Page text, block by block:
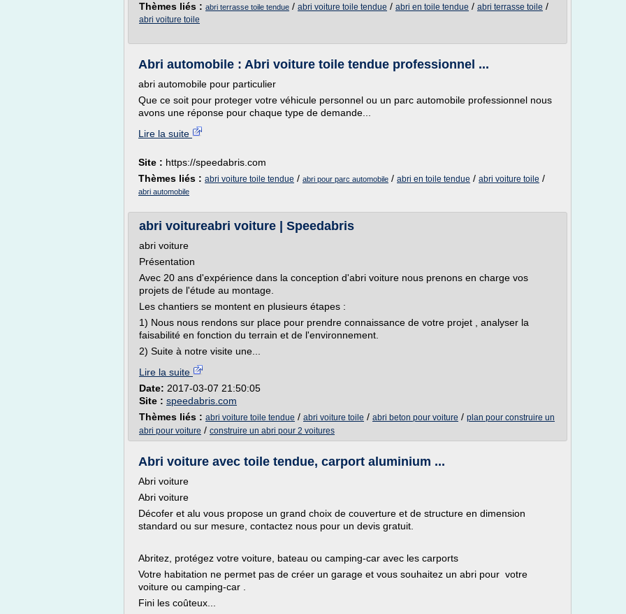
Thèmes liés : abri terrasse toile tendue / abri voiture toile tendue / abri en toile tendue / abri terrasse toile /
abri voiture toile
Abri automobile : Abri voiture toile tendue professionnel ...
abri automobile pour particulier
Que ce soit pour proteger votre véhicule personnel ou un parc automobile professionnel nous
avons une réponse pour chaque type de demande...
Lire la suite
Site : https://speedabris.com
Thèmes liés : abri voiture toile tendue / abri pour parc automobile / abri en toile tendue / abri voiture toile /
abri automobile
abri voitureabri voiture | Speedabris
abri voiture
Présentation
Avec 20 ans d'expérience dans la conception d'abri voiture nous prenons en charge vos
projets de l'étude au montage.
Les chantiers se montent en plusieurs étapes :
1) Nous nous rendons sur place pour prendre connaissance de votre projet , analyser la
faisabilité en fonction du terrain et de l'environnement.
2) Suite à notre visite une...
Lire la suite
Date: 2017-03-07 21:50:05
Site : speedabris.com
Thèmes liés : abri voiture toile tendue / abri voiture toile / abri beton pour voiture / plan pour construire un
abri pour voiture / construire un abri pour 2 voitures
Abri voiture avec toile tendue, carport aluminium ...
Abri voiture
Abri voiture
Décofer et alu vous propose un grand choix de couverture et de structure en dimension
standard ou sur mesure, contactez nous pour un devis gratuit.
Abritez, protégez votre voiture, bateau ou camping-car avec les carports
Votre habitation ne permet pas de créer un garage et vous souhaitez un abri pour votre
voiture ou camping-car .
Fini les coûteux...